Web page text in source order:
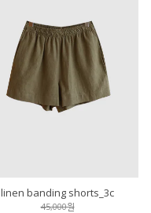
linen banding shorts_3c
45,000원